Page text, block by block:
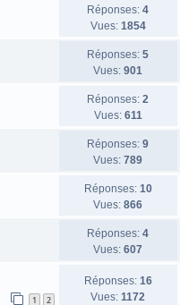
Réponses: 4
Vues: 1854
Réponses: 5
Vues: 901
Réponses: 2
Vues: 611
Réponses: 9
Vues: 789
Réponses: 10
Vues: 866
Réponses: 4
Vues: 607
1 2
Réponses: 16
Vues: 1172